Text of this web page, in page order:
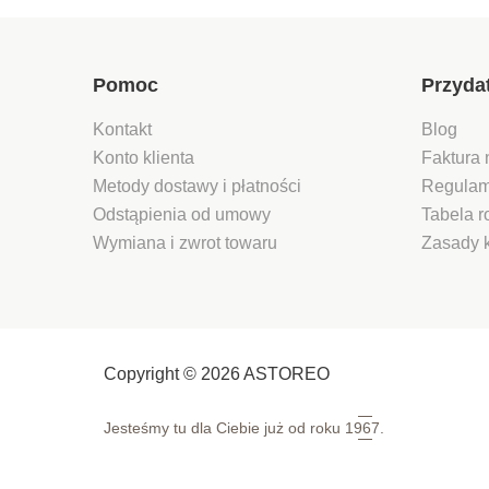
Pomoc
Kontakt
Konto klienta
Metody dostawy i płatności
Odstąpienia od umowy
Wymiana i zwrot towaru
Blog
Faktura
Tabela
Zasady
Copyright © 2026 ASTOREO
Jesteśmy tu dla Ciebie już od roku 1967.